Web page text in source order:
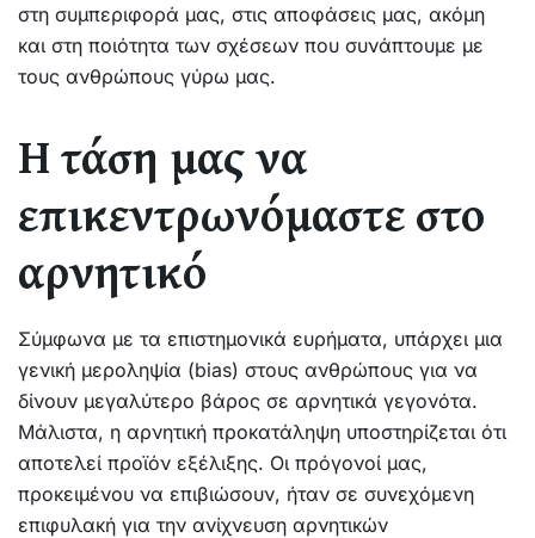
στη συμπεριφορά μας, στις αποφάσεις μας, ακόμη
και στη ποιότητα των σχέσεων που συνάπτουμε με
τους ανθρώπους γύρω μας.
Η τάση μας να
επικεντρωνόμαστε στο
αρνητικό
Σύμφωνα με τα επιστημονικά ευρήματα, υπάρχει μια
γενική μεροληψία (bias) στους ανθρώπους για να
δίνουν μεγαλύτερο βάρος σε αρνητικά γεγονότα.
Μάλιστα, η αρνητική προκατάληψη υποστηρίζεται ότι
αποτελεί προϊόν εξέλιξης. Οι πρόγονοί μας,
προκειμένου να επιβιώσουν, ήταν σε συνεχόμενη
επιφυλακή για την ανίχνευση αρνητικών